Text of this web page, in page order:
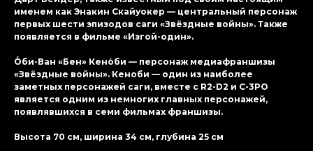
именем как Энакин Скайуокер — центральный персонаж
первых шести эпизодов саги «Звёздные войны». Также
появляется в фильме «Изгой-один».
О́би-Ван «Бен» Кено́би — персонаж медиафраншизы
«Звёздные войны». Кеноби — один из наиболее
заметных персонажей саги, вместе с R2-D2 и C-3PO
является одним из немногих главных персонажей,
появлявшихся в семи фильмах франшизы.
Высота 70 см, ширина 34 см, глубина 25 см